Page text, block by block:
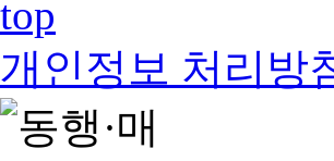
개인정보 처리방